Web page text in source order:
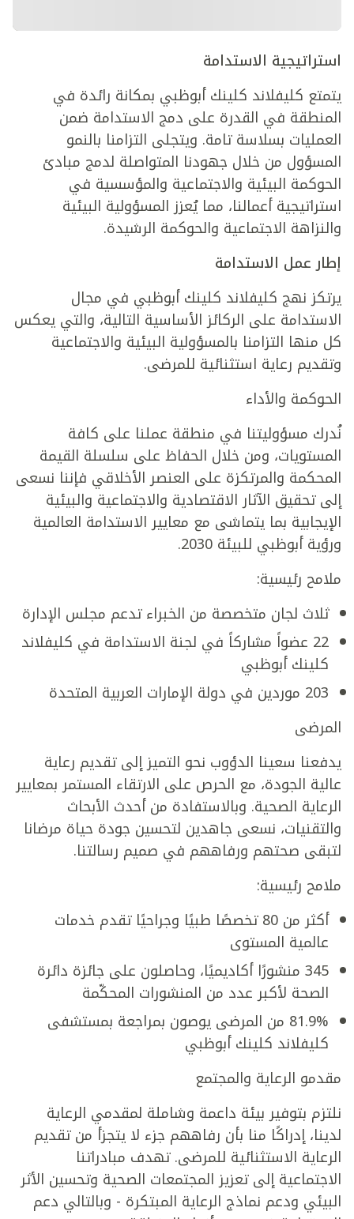
استراتيجية الاستدامة
يتمتع كليفلاند كلينك أبوظبي بمكانة رائدة في
المنطقة في القدرة على دمج الاستدامة ضمن
العمليات بسلاسة تامة. ويتجلى التزامنا بالنمو
المسؤول من خلال جهودنا المتواصلة لدمج مبادئ
الحوكمة البيئية والاجتماعية والمؤسسية في
استراتيجية أعمالنا، مما يُعزز المسؤولية البيئية
والنزاهة الاجتماعية والحوكمة الرشيدة.
إطار عمل الاستدامة
يرتكز نهج كليفلاند كلينك أبوظبي في مجال
الاستدامة على الركائز الأساسية التالية، والتي يعكس
كل منها التزامنا بالمسؤولية البيئية والاجتماعية
وتقديم رعاية استثنائية للمرضى.
الحوكمة والأداء
نُدرك مسؤوليتنا في منطقة عملنا على كافة
المستويات، ومن خلال الحفاظ على سلسلة القيمة
المحكمة والمرتكزة على العنصر الأخلاقي فإننا نسعى
إلى تحقيق الآثار الاقتصادية والاجتماعية والبيئية
الإيجابية بما يتماشى مع معايير الاستدامة العالمية
ورؤية أبوظبي للبيئة 2030.
ملامح رئيسية:
ثلاث لجان متخصصة من الخبراء تدعم مجلس الإدارة
22 عضواً مشاركاً في لجنة الاستدامة في كليفلاند
كلينك أبوظبي
203 موردين في دولة الإمارات العربية المتحدة
المرضى
يدفعنا سعينا الدؤوب نحو التميز إلى تقديم رعاية
عالية الجودة، مع الحرص على الارتقاء المستمر بمعايير
الرعاية الصحية. وبالاستفادة من أحدث الأبحاث
والتقنيات، نسعى جاهدين لتحسين جودة حياة مرضانا
لتبقى صحتهم ورفاههم في صميم رسالتنا.
ملامح رئيسية:
أكثر من 80 تخصصًا طبيًا وجراحيًا تقدم خدمات
عالمية المستوى
345 منشورًا أكاديميًا، وحاصلون على جائزة دائرة
الصحة لأكبر عدد من المنشورات المحكّمة
81.9% من المرضى يوصون بمراجعة بمستشفى
كليفلاند كلينك أبوظبي
مقدمو الرعاية والمجتمع
نلتزم بتوفير بيئة داعمة وشاملة لمقدمي الرعاية
لدينا، إدراكًا منا بأن رفاههم جزء لا يتجزأ من تقديم
الرعاية الاستثنائية للمرضى. تهدف مبادراتنا
الاجتماعية إلى تعزيز المجتمعات الصحية وتحسين الأثر
البيئي ودعم نماذج الرعاية المبتكرة - وبالتالي دعم